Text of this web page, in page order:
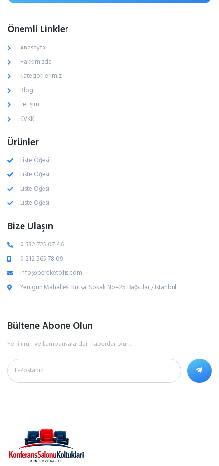
Önemli Linkler
Anasayfa
Hakkımızda
Kategorilerimiz
Blog
İletişim
KVKK
Ürünler
Liste Öğesi
Liste Öğesi
Liste Öğesi
Liste Öğesi
Bize Ulaşın
0 532 725 07 46
0 212 565 78 09
info@bereketofis.com
Yenigün Mahallesi Kutsal Sokak No=25 Bağcılar / İstanbul
Bültene Abone Olun
Yeni ürün ve kampanyalardan haberdar olun.